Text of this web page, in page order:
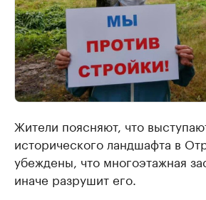
Жители поясняют, что
исторического ландшафта в
убеждены, что многоэтажная
иначе разрушит его.